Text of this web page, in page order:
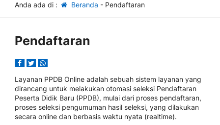
Anda ada di : Beranda - Pendaftaran
Pendaftaran
Layanan PPDB Online adalah sebuah sistem layanan yang
dirancang untuk melakukan otomasi seleksi Pendaftaran
Peserta Didik Baru (PPDB), mulai dari proses pendaftaran,
proses seleksi pengumuman hasil seleksi, yang dilakukan
secara online dan berbasis waktu nyata (realtime).